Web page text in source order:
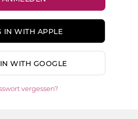
IN WITH APPLE
WITH GOOGLE
vergessen?